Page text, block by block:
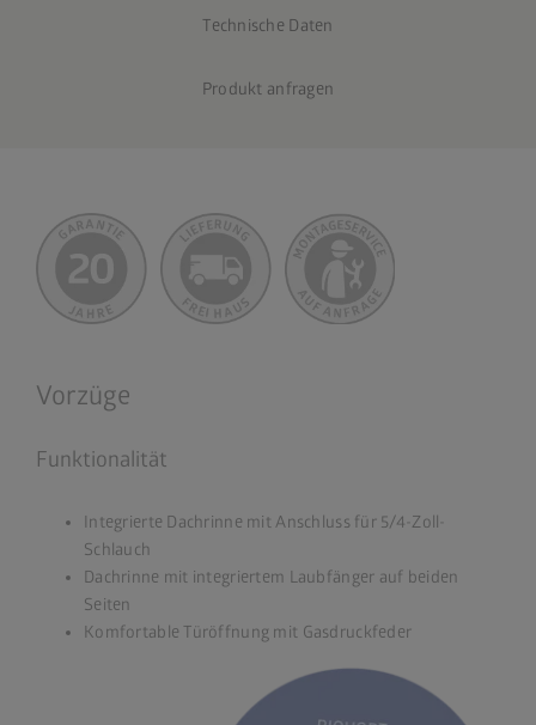
Technische Daten
Produkt anfragen
Vorzüge
Funktionalität
Integrierte Dachrinne mit Anschluss für 5/4-Zoll-
Schlauch
Dachrinne mit integriertem Laubfänger auf beiden
Seiten
Komfortable Türöffnung mit Gasdruckfeder